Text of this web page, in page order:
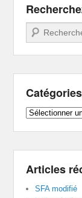
Recherche
Catégories
Catégories
Articles
SFA modifié